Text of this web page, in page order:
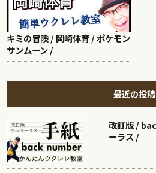
キミの冒険 / 岡崎体育 / ポケモン
サンムーン /
最近の投稿
改訂版 /
ーラス /